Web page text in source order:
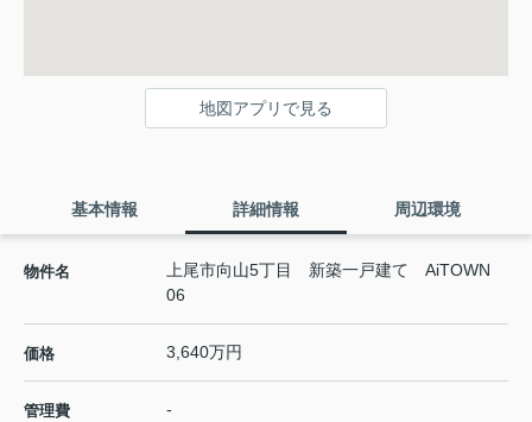
地図アプリで見る
基本情報 詳細情報 周辺環境
物件名
上尾市向山5丁目 新築一戸建て AiTOWN
06
価格 3,640万円
管理費 -